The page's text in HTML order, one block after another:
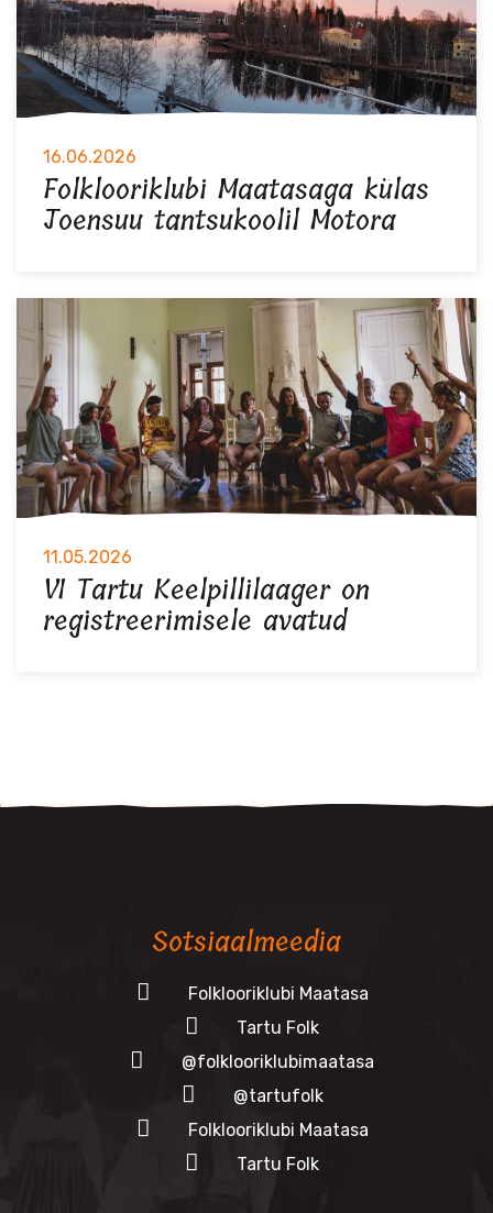
16.06.2026
Folklooriklubi Maatasaga külas
Joensuu tantsukoolil Motora
11.05.2026
VI Tartu Keelpillilaager on
registreerimisele avatud
Sotsiaalmeedia
Folklooriklubi Maatasa
Tartu Folk
@folklooriklubimaatasa
@tartufolk
Folklooriklubi Maatasa
Tartu Folk